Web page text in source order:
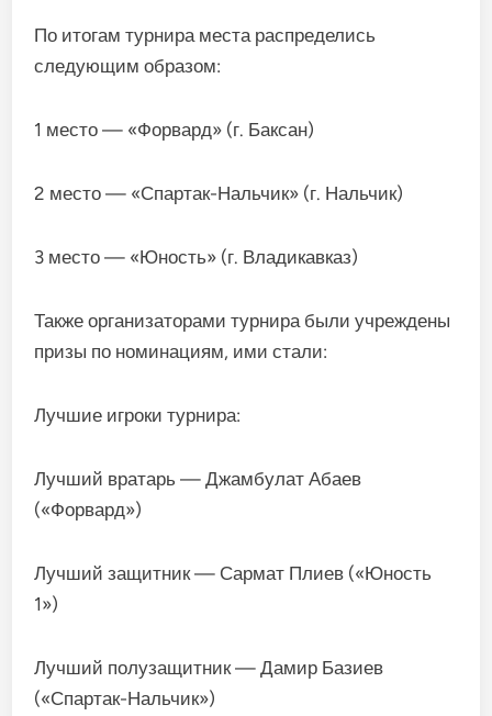
По итогам турнира места распределись
следующим образом:
1 место — «Форвард» (г. Баксан)
2 место — «Спартак-Нальчик» (г. Нальчик)
3 место — «Юность» (г. Владикавказ)
Также организаторами турнира были учреждены
призы по номинациям, ими стали:
Лучшие игроки турнира:
Лучший вратарь — Джамбулат Абаев
(«Форвард»)
Лучший защитник — Сармат Плиев («Юность
1»)
Лучший полузащитник — Дамир Базиев
(«Спартак-Нальчик»)